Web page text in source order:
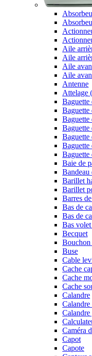
Aile
Aile
Aile
Aile
Antenne
Attelage
Baguette
Baguette
Baguette
Baguette
Baguette
Baguette
Baguette
Baie de
Bandeau
Barillet
Barillet
Barres
Bas de
Bas de
Bas
Becquet
Bouchon
Buse
Cable
Cache
Cache
Cache
Calandre
Calandre
Calandre
Caméra
Capot
Capote